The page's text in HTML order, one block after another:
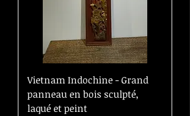
Vietnam Indochine - Grand
panneau en bois sculpté,
laqué et peint